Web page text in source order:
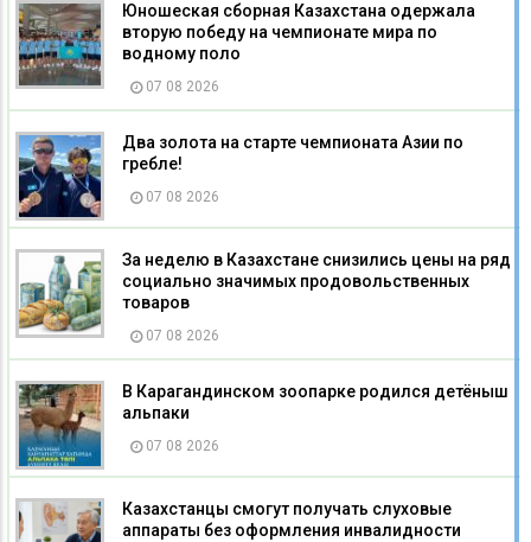
Юношеская сборная Казахстана одержала
вторую победу на чемпионате мира по
водному поло
07 08 2026
Два золота на старте чемпионата Азии по
гребле!
07 08 2026
За неделю в Казахстане снизились цены на ряд
социально значимых продовольственных
товаров
07 08 2026
В Карагандинском зоопарке родился детёныш
альпаки
07 08 2026
Казахстанцы смогут получать слуховые
аппараты без оформления инвалидности